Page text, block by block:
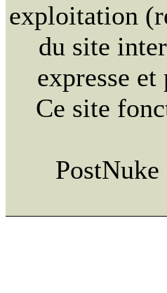
exploitation
du site
expresse
Ce site